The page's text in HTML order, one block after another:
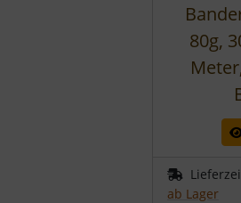
80g,
ab Lager